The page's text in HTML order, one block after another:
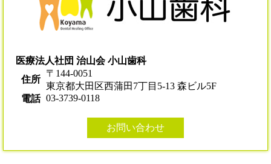
医療法人社団 治山会 小山歯科
住所
〒144-0051
東京都大田区西蒲田7丁目5-13 森ビル5F
電話 03-3739-0118
お問い合わせ